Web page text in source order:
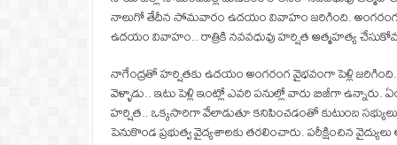
నాలుగో తేదీన సోమవారం ఉదయం వివాహం జరిగింది. అంగరంగ
ఉదయం వివాహం.. రాత్రికి నవవధువు హర్షిత ఆత్మహత్య
నాగేంద్రతో హర్షితకు ఉదయం అంగరంగ వైభవంగా పెళ్లి
వెళ్ళాడు.. ఇటు పెళ్లి ఇంట్లో ఎవరి పనుల్లో వారు బిజీగా
హర్షిత.. ఒక్కసారిగా వేలాడుతూ కనిపించడంతో కుటుంబ
పెనుకొండ ప్రభుత్వ వైద్యశాలకు తరలించారు. పరీక్షించిన